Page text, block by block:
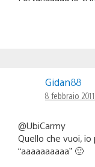
Gidan88
8 febbraio
@UbiCarmy
Quello che vuoi,
“aaaaaaaaaa” 🙂